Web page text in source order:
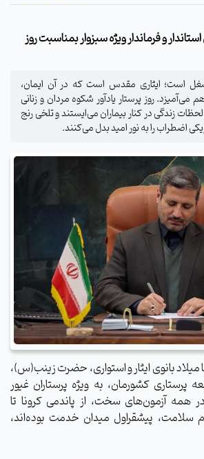
و فرماندار ویژه سبزوار بمناسبت روز
شغل است؛ ایثاری مقدس است که در آن ایمان،
می‌آمیزد. روز پرستار یادآور شکوه مردان و زنانی
زندگی در کنار بیماران می‌ایستند و تلخی رنج
اضطراب را به نور امید بدل می‌کنند.
بانوی ایثار و استواری، حضرت زینب(س)،
پرستاری کشورمان، به ویژه پرستاران غیور
همه آزمون‌های سخت، از پاندمی کرونا تا
سلامت، پیشقراول میدان خدمت بوده‌اند،